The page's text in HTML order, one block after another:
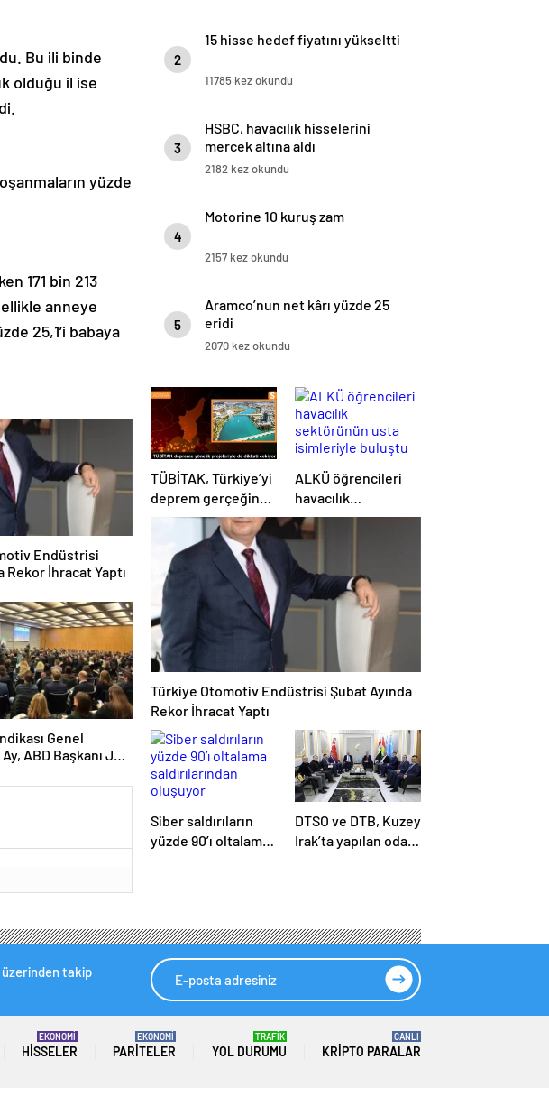
Bu ili binde
olduğu il ise
yüzde
171 bin 213
anneye
25,1’i babaya
Endüstrisi
Rekor İhracat Yaptı
Genel
ABD Başkanı Joe
2
15 hisse hedef fiyatını yükseltti
11785 kez okundu
3
HSBC, havacılık hisselerini
mercek altına aldı
2182 kez okundu
4
Motorine 10 kuruş zam
2157 kez okundu
5
Aramco’nun net kârı yüzde 25
eridi
2070 kez okundu
TÜBİTAK, Türkiye’yi
deprem gerçeğine
daha hazırlıklı hale
getiriyor
ALKÜ öğrencileri
havacılık
sektörünün usta
isimleriyle buluştu
Türkiye Otomotiv Endüstrisi Şubat Ayında
Rekor İhracat Yaptı
Siber saldırıların
yüzde 90’ı oltalama
DTSO ve DTB, Kuzey
Irak’ta yapılan oda
ziyaretler
gerçekleştirdi
takip
HISSELER
EKONOMİ
PARITELER
EKONOMİ
YOL DURUMU
TRAFİK
KRIPTO PARALAR
CANLI